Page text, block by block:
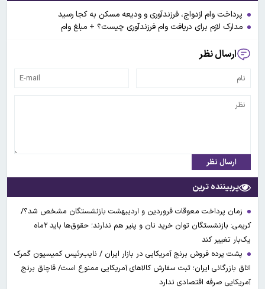
پرداخت وام‌ ازدواج، فرزندآوری و ودیعه مسکن به کجا رسید
مدارک لازم برای دریافت وام فرزندآوری چیست؟ + مبلغ وام
ارسال نظر
ارسال نظر
پربیننده ترین
زمان پرداخت معوقات فروردین و اردیبهشت بازنشستگان مشخص شد؟/
کریمی: بازنشستگان توان خرید نان و پنیر هم ندارند؛ حقوق‌ها باید ۲ماه
یک‌بار تغییر کند
پشت پرده فروش برنج آمریکایی در بازار ایران / نایب‌رئیس کمیسیون گمرک
اتاق بازرگانی ایران؛ ثبت سفارش کالاهای آمریکایی ممنوع است/ قاچاق برنج
آمریکایی صرفه اقتصادی ندارد